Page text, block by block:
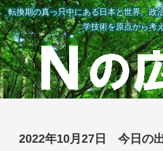
転換期の真っ只中にある日本と世界。政
学技術を原点から考
2022年10月27日 今日の